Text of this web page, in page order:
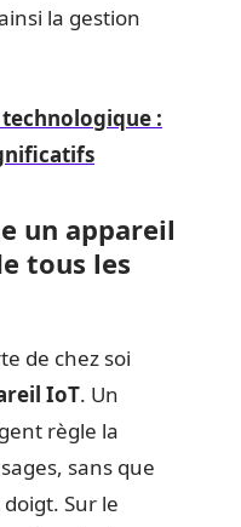
la gestion
:
un appareil
tous les
de chez soi
IoT. Un
règle la
sans que
Sur le